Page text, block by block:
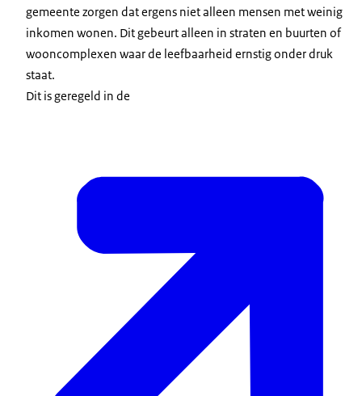
gemeente zorgen dat ergens niet alleen mensen met weinig
inkomen wonen. Dit gebeurt alleen in straten en buurten of
wooncomplexen waar de leefbaarheid ernstig onder druk
staat.
Dit is geregeld in de